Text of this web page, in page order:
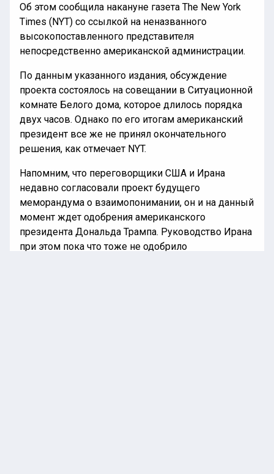
Об этом сообщила накануне газета The New York
Times (NYT) со ссылкой на неназванного
высокопоставленного представителя
непосредственно американской администрации.
По данным указанного издания, обсуждение
проекта состоялось на совещании в Ситуационной
комнате Белого дома, которое длилось порядка
двух часов. Однако по его итогам американский
президент все же не принял окончательного
решения, как отмечает NYT.
Напомним, что переговорщики США и Ирана
недавно согласовали проект будущего
меморандума о взаимопонимании, он и на данный
момент ждет одобрения американского
президента Дональда Трампа. Руководство Ирана
при этом пока что тоже не одобрило